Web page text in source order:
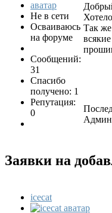
Не в сети
Осваиваюсь
на форуме
Сообщений:
31
Спасибо
получено: 1
Репутация:
0
Так же
Заявки на
icecat